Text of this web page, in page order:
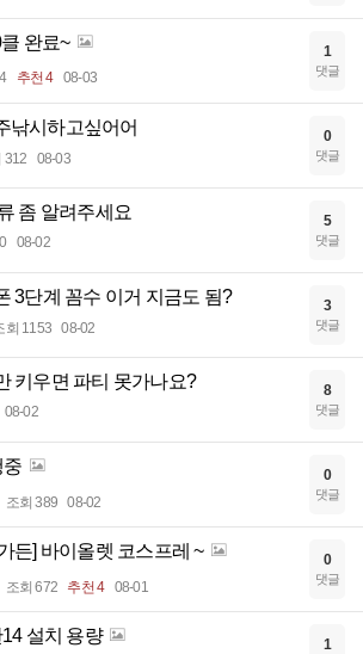
완료~
추천 4 08-03
1
댓글
낚시하고싶어어
312 08-03
0
댓글
좀 알려주세요
08-02
5
댓글
3단계 꼼수 이거 지금도 됨?
회 1153 08-02
3
댓글
키우면 파티 못가나요?
08-02
8
댓글
중
조회 389 08-02
0
댓글
든] 바이올렛 코스프레 ~
조회 672 추천 4 08-01
0
댓글
설치 용량 1